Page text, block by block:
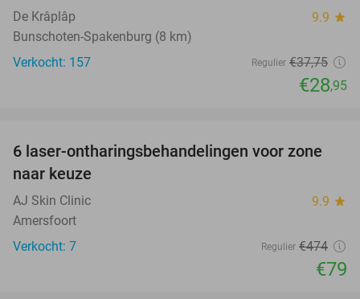
De Krâplâp 9.9 star
Bunschoten-Spakenburg (8 km)
Verkocht: 157
Regulier €37,75
€28,95
83%
6 laser-ontharingsbehandelingen voor zone
naar keuze
AJ Skin Clinic 9.9 star
Amersfoort
Verkocht: 7
Regulier €474
€79